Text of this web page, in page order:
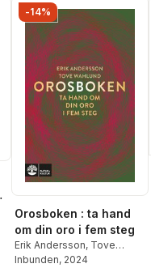
-14%
Orosboken : ta hand
om din oro i fem steg
Erik Andersson, Tove
Wahlund
Inbunden, 2024